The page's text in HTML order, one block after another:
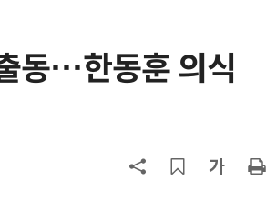
동…한동훈 의식
6
[2026 세제 개편안] 기업 '국내생
5개사 '슈퍼 을(乙)' 선정